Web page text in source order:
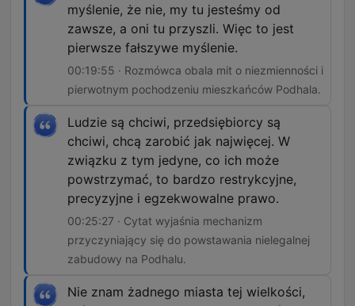
myślenie, że nie, my tu jesteśmy od
zawsze, a oni tu przyszli. Więc to jest
pierwsze fałszywe myślenie.
00:19:55 · Rozmówca obala mit o niezmienności i
pierwotnym pochodzeniu mieszkańców Podhala.
Ludzie są chciwi, przedsiębiorcy są
chciwi, chcą zarobić jak najwięcej. W
związku z tym jedyne, co ich może
powstrzymać, to bardzo restrykcyjne,
precyzyjne i egzekwowalne prawo.
00:25:27 · Cytat wyjaśnia mechanizm
przyczyniający się do powstawania nielegalnej
zabudowy na Podhalu.
Nie znam żadnego miasta tej wielkości,